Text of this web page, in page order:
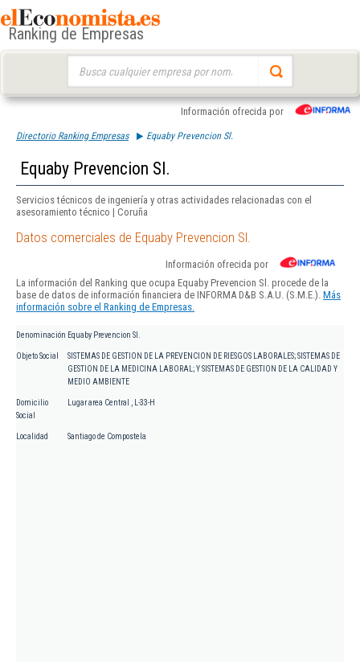
Ranking de Empresas
Información ofrecida por
Directorio Ranking Empresas Equaby Prevencion Sl.
Equaby Prevencion Sl.
Servicios técnicos de ingeniería y otras actividades relacionadas con el
asesoramiento técnico | Coruña
Datos comerciales de Equaby Prevencion Sl.
Información ofrecida por
La información del Ranking que ocupa Equaby Prevencion Sl. procede de la
base de datos de información financiera de INFORMA D&B S.A.U. (S.M.E.). Más
información sobre el Ranking de Empresas.
Denominación Equaby Prevencion Sl.
Objeto Social
SISTEMAS DE GESTION DE LA PREVENCION DE RIESGOS LABORALES; SISTEMAS DE
GESTION DE LA MEDICINA LABORAL; Y SISTEMAS DE GESTION DE LA CALIDAD Y
MEDIO AMBIENTE
Domicilio
Social
Lugar area Central , L-33-H
Localidad Santiago de Compostela